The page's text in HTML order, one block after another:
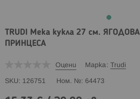
TRUDI Мека кукла 27 см. ЯГОДОВА
ПРИНЦЕСА
Оцени Марка Trudi
SKU 126751 Ном. № 64473